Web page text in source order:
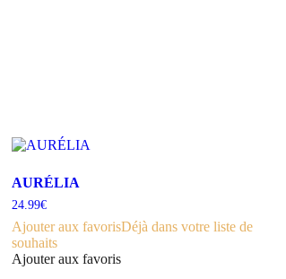
AURÉLIA
24.99€
Ajouter aux favorisDéjà dans votre liste de
souhaits
Ajouter aux favoris